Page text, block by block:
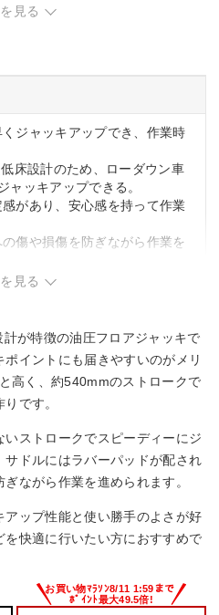
見る
ジャッキアップでき、作業時
床設計のため、ローダウン車
ャッキアップできる。
があり、安心感を持って作業
傷や損傷を防ぎながら作業を
アスファルトの上で動かすの
運びには工夫が必要。
見る
が特徴の油圧フロアジャッキで
イントにも届きやすいのがメリ
高く、約540mmのストロークで
です。
ストロークでスピーディーにジ
サドルにはラバーパッドが配され
ながら作業を進められます。
ップ性能と使い勝手のよさが好
快適に行いたい方におすすめで